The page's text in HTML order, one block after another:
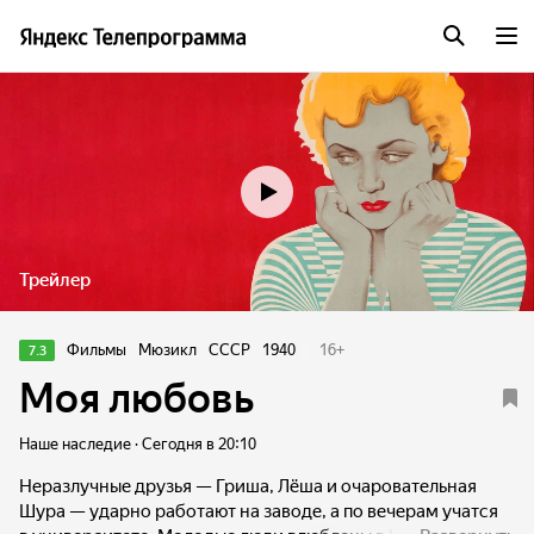
Трейлер
7.3 Фильмы Мюзикл СССР 1940 16+
Моя любовь
Наше наследие · Сегодня в 20:10
Неразлучные друзья — Гриша, Лёша и очаровательная
Шура — ударно работают на заводе, а по вечерам учатся